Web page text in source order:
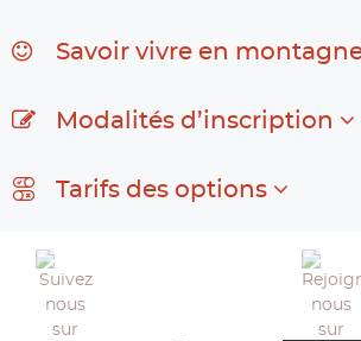
Savoir vivre en
Modalités d’inscription
Tarifs des options